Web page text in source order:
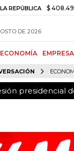
$ 408.498,97
DE 2026
ECONOMÍA
presidencial
presidencial